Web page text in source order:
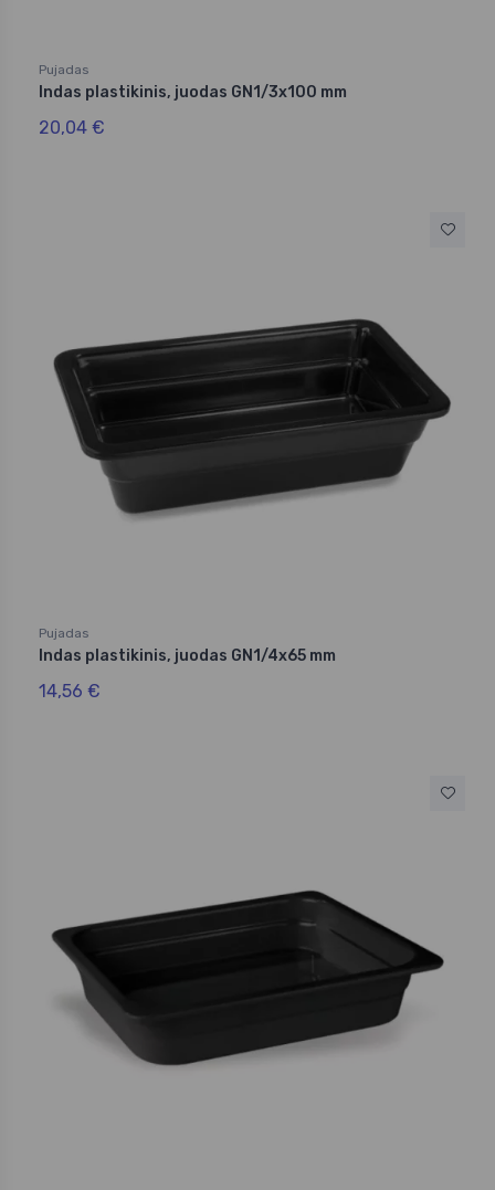
Pujadas
Indas plastikinis, juodas GN1/3x100 mm
20,04 €
Pujadas
Indas plastikinis, juodas GN1/4x65 mm
14,56 €